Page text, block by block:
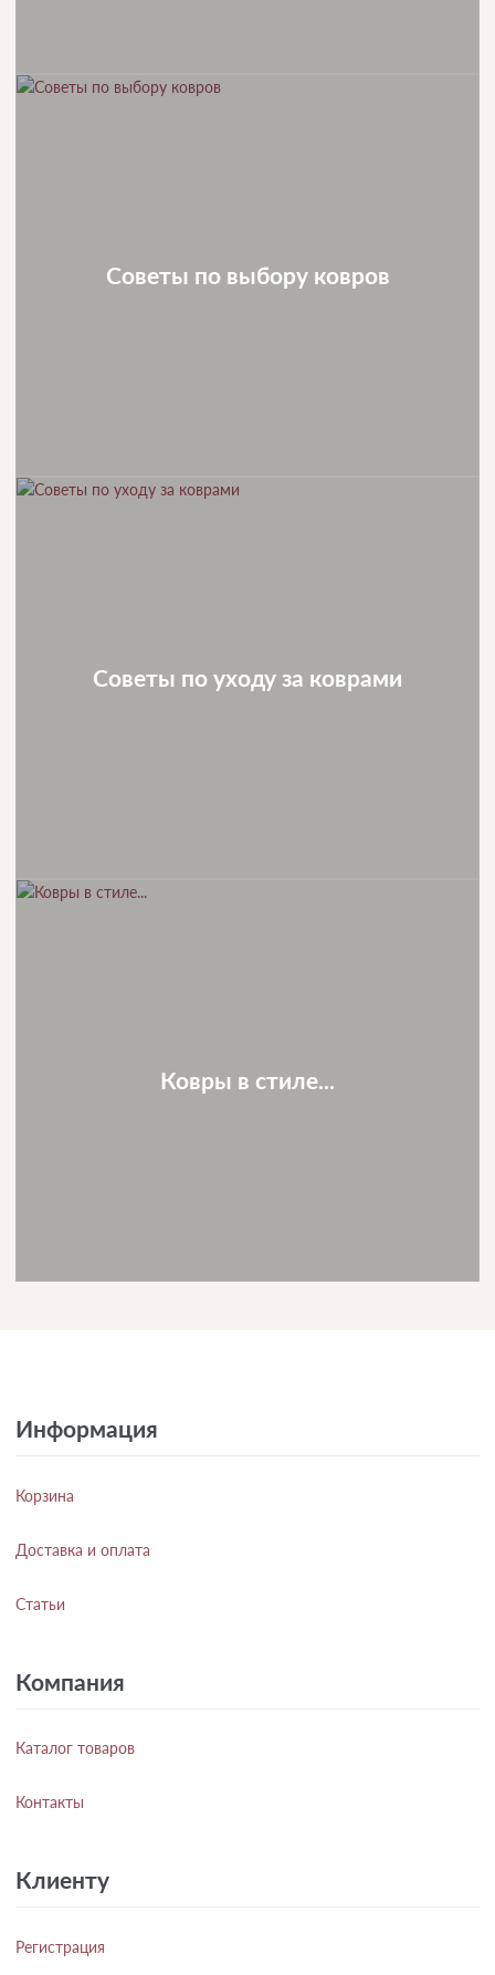
Советы по выбору ковров
Советы по уходу за коврами
Ковры в стиле...
Информация
Корзина
Доставка и оплата
Статьи
Компания
Каталог товаров
Контакты
Клиенту
Регистрация